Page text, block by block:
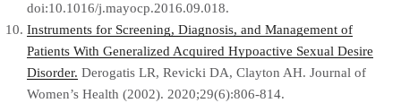
doi:10.1016/j.mayocp.2016.09.018.
Instruments for Screening, Diagnosis, and Management of
Patients With Generalized Acquired Hypoactive Sexual Desire
Disorder. Derogatis LR, Revicki DA, Clayton AH. Journal of
Women’s Health (2002). 2020;29(6):806-814.